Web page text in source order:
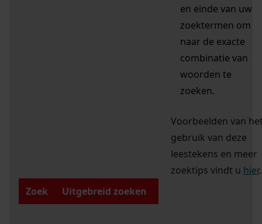
en einde van uw
zoektermen om
naar de exacte
combinatie van
woorden te
zoeken.
Voorbeelden van
gebruik van deze
leestekens en meer
zoektips vindt u hier.
Zoek
Uitgebreid zoeken